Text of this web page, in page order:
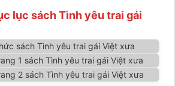
lục sách Tình yêu trai gái